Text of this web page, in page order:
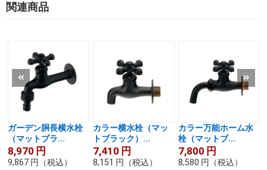
関連商品
ガーデン胴長横水栓
（マットブラ...
8,970 円
9,867 円 （税込）
カラー横水栓（マッ
トブラック）...
7,410 円
8,151 円 （税込）
カラー万能ホーム水
栓（マットブ...
7,800 円
8,580 円 （税込）